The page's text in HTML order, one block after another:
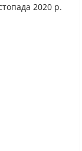
2020 р.